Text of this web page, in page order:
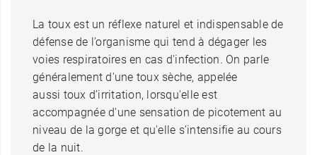
La toux est un réflexe naturel et indispensable de
défense de l’organisme qui tend à dégager les
voies respiratoires en cas d'infection. On parle
généralement d'une toux sèche, appelée
aussi toux d’irritation, lorsqu'elle est
accompagnée d'une sensation de picotement au
niveau de la gorge et qu'elle s’intensifie au cours
de la nuit.